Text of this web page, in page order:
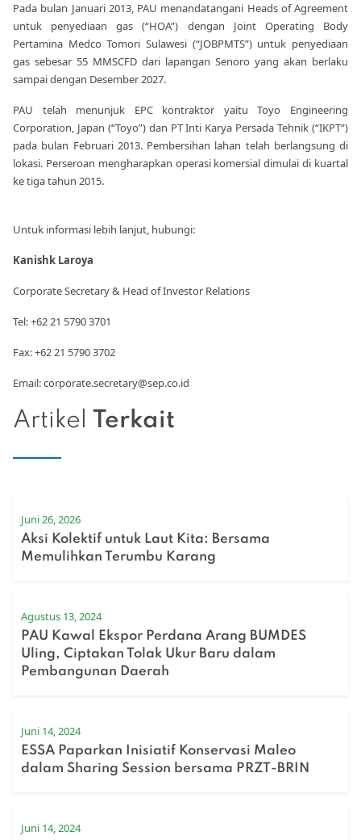
Artikel Terkait
Juni 26, 2026
Aksi Kolektif untuk Laut Kita: Bersama
Memulihkan Terumbu Karang
Agustus 13, 2024
PAU Kawal Ekspor Perdana Arang BUMDES
Uling, Ciptakan Tolak Ukur Baru dalam
Pembangunan Daerah
Juni 14, 2024
ESSA Paparkan Inisiatif Konservasi Maleo
dalam Sharing Session bersama PRZT-BRIN
Juni 14, 2024
Pada bulan Januari 2013, PAU menandatangani Heads of Agreement
untuk penyediaan gas (“HOA”) dengan Joint Operating Body
Pertamina Medco Tomori Sulawesi (“JOBPMTS”) untuk penyediaan
gas sebesar 55 MMSCFD dari lapangan Senoro yang akan berlaku
sampai dengan Desember 2027.
PAU telah menunjuk EPC kontraktor yaitu Toyo Engineering
Corporation, Japan (“Toyo”) dan PT Inti Karya Persada Tehnik (“IKPT”)
pada bulan Februari 2013. Pembersihan lahan telah berlangsung di
lokasi. Perseroan mengharapkan operasi komersial dimulai di kuartal
ke tiga tahun 2015.
Untuk informasi lebih lanjut, hubungi:
Kanishk Laroya
Corporate Secretary & Head of Investor Relations
Tel: +62 21 5790 3701
Fax: +62 21 5790 3702
Email: corporate.secretary@sep.co.id